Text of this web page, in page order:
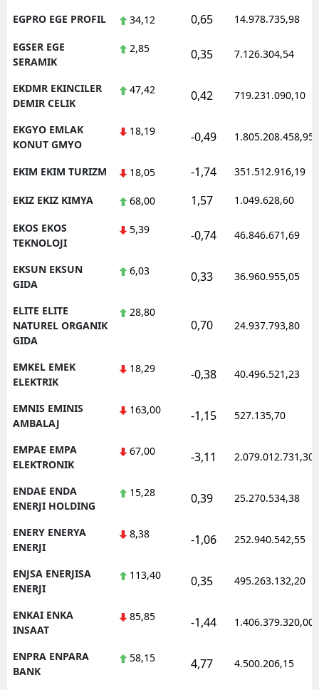
EGPRO EGE PROFIL 34,12 0,65 14.978.735,98
EGSER EGE
SERAMIK
2,85 0,35 7.126.304,54
EKDMR EKINCILER
DEMIR CELIK
47,42 0,42 719.231.090,10
EKGYO EMLAK
KONUT GMYO
18,19 -0,49 1.805.208.458,95
EKIM EKIM TURIZM 18,05 -1,74 351.512.916,19
EKIZ EKIZ KIMYA 68,00 1,57 1.049.628,60
EKOS EKOS
TEKNOLOJI
5,39 -0,74 46.846.671,69
EKSUN EKSUN
GIDA
6,03 0,33 36.960.955,05
ELITE ELITE
NATUREL ORGANIK
GIDA
28,80
0,70 24.937.793,80
EMKEL EMEK
ELEKTRIK
18,29 -0,38 40.496.521,23
EMNIS EMINIS
AMBALAJ
163,00 -1,15 527.135,70
EMPAE EMPA
ELEKTRONIK
67,00 -3,11 2.079.012.731,30
ENDAE ENDA
ENERJI HOLDING
15,28 0,39 25.270.534,38
ENERY ENERYA
ENERJI
8,38 -1,06 252.940.542,55
ENJSA ENERJISA
ENERJI
113,40 0,35 495.263.132,20
ENKAI ENKA
INSAAT
85,85 -1,44 1.406.379.320,00
ENPRA ENPARA
BANK
58,15 4,77 4.500.206,15